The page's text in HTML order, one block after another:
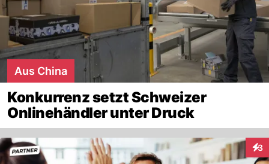
Aus China
Konkurrenz setzt Schweizer
Onlinehändler unter Druck
3